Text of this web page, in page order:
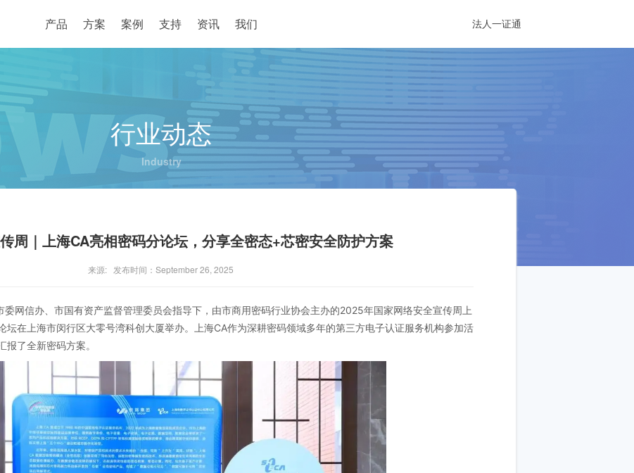
法人一证通
产品 方案 案例 支持 资讯 我们
行业动态
Industry
周｜上海CA亮相密码分论坛，分享全密态+芯密安全防护方案
来源: 发布时间：September 26, 2025
网信办、市国有资产监督管理委员会指导下，由市商用密码行业协会主办的2025年国家网络安全宣传周上
在上海市闵行区大零号湾科创大厦举办。上海CA作为深耕密码领域多年的第三方电子认证服务机构参加活
了全新密码方案。